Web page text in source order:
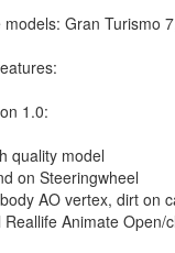
models: Gran Turismo
1.0:
quality model
on Steeringwheel
AO vertex, dirt on
Reallife Animate Open/